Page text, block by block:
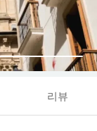
리뷰